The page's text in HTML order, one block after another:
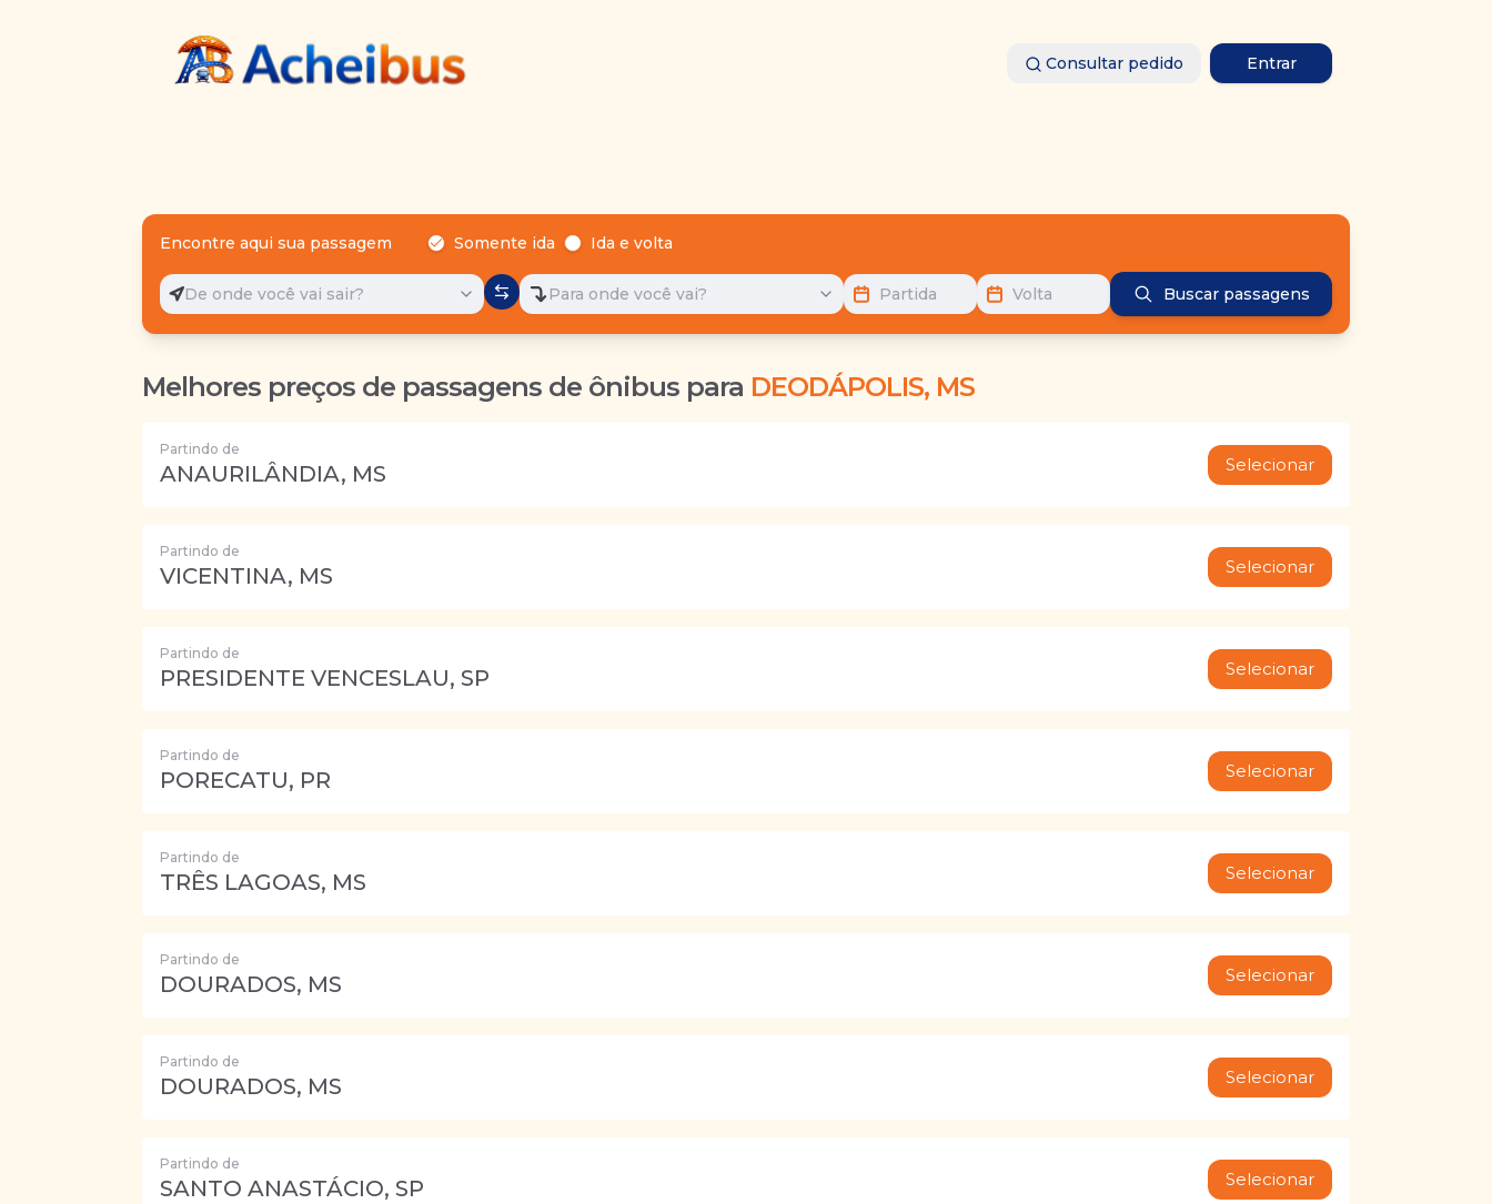
Consultar pedido Entrar
Encontre aqui sua passagem Somente ida Ida e volta
De onde você vai sair? Para onde você vai? Partida Volta Buscar passagens
Melhores preços de passagens de ônibus para DEODÁPOLIS, MS
Partindo de
ANAURILÂNDIA, MS Selecionar
Partindo de
VICENTINA, MS Selecionar
Partindo de
PRESIDENTE VENCESLAU, SP Selecionar
Partindo de
PORECATU, PR Selecionar
Partindo de
TRÊS LAGOAS, MS Selecionar
Partindo de
DOURADOS, MS Selecionar
Partindo de
DOURADOS, MS Selecionar
Partindo de
SANTO ANASTÁCIO, SP Selecionar